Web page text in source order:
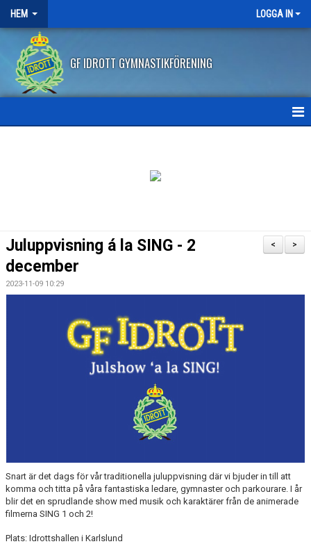
HEM LOGGA IN
GF IDROTT GYMNASTIKFÖRENING
FRÅGOR OCH SVAR
AVBOKNING/ÅTERBETALNING
VÅRA GRUPPER
>
<
Juluppvisning á la SING - 2
december
2023-11-09 10:29
Snart är det dags för vår traditionella juluppvisning där vi bjuder in till att
komma och titta på våra fantastiska ledare, gymnaster och parkourare. I år
blir det en sprudlande show med musik och karaktärer från de animerade
filmerna SING 1 och 2!
Plats: Idrottshallen i Karlslund